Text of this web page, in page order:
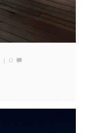
0